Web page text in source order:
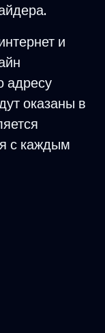
и
адресу
оказаны в
с каждым